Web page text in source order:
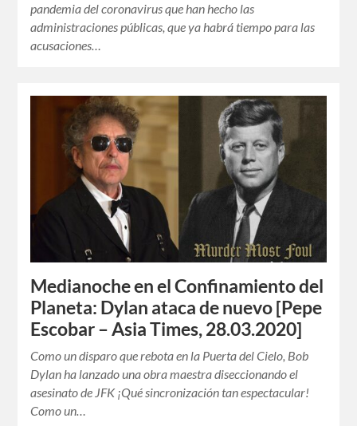
pandemia del coronavirus que han hecho las
administraciones públicas, que ya habrá tiempo para las
acusaciones…
Medianoche en el Confinamiento del
Planeta: Dylan ataca de nuevo [Pepe
Escobar – Asia Times, 28.03.2020]
Como un disparo que rebota en la Puerta del Cielo, Bob
Dylan ha lanzado una obra maestra diseccionando el
asesinato de JFK ¡Qué sincronización tan espectacular!
Como un…